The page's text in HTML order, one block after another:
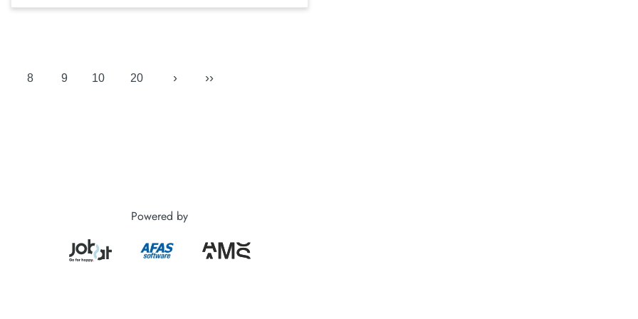
8 9 10 20 › ››
Powered by